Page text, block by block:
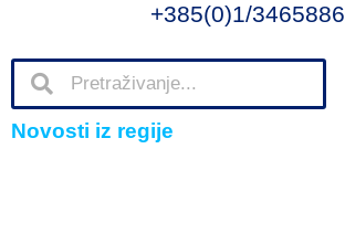
+385(0)1/3465886
Novosti iz regije